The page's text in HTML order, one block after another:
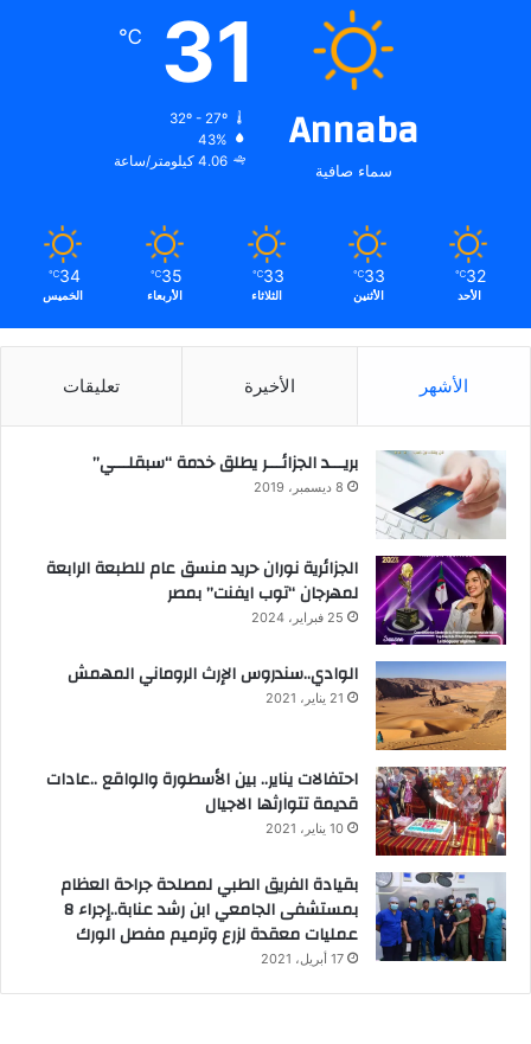
Annaba
سماء صافية
31
℃
32º - 27º
43%
4.06 كيلومتر/ساعة
32
℃
الأحد
33
℃
الأثنين
33
℃
الثلاثاء
35
℃
الأربعاء
34
℃
الخميس
الأشهر الأخيرة تعليقات
بريـــد الجزائـــر يطلق خدمة “سبقلـــي”
8 ديسمبر، 2019
الجزائرية نوران حريد منسق عام للطبعة الرابعة
لمهرجان “توب ايفنت” بمصر
25 فبراير، 2024
الوادي..سندروس الإرث الروماني المهمش
21 يناير، 2021
احتفالات يناير.. بين الأسطورة والواقع ..عادات
قديمة تتوارثها الاجيال
10 يناير، 2021
بقيادة الفريق الطبي لمصلحة جراحة العظام
بمستشفى الجامعي ابن رشد عنابة..إجراء 8
عمليات معقدة لزرع وترميم مفصل الورك
17 أبريل، 2021